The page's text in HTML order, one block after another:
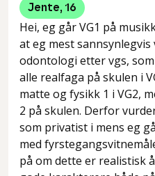
Jente, 16
Hei, eg går VG1 på
at eg mest
odontologi etter vgs,
alle realfaga på skulen i
matte og fysikk 1 i VG2,
2 på skulen. Derfor
som privatist i mens eg
med
på om dette er realistisk